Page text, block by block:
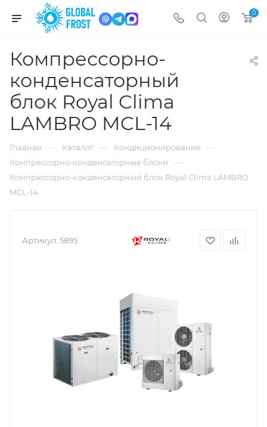
0
Компрессорно-
конденсаторный
блок Royal Clima
LAMBRO MCL-14
Главная — Каталог — Кондиционирование —
Компрессорно-конденсаторные блоки —
Компрессорно-конденсаторный блок Royal Clima LAMBRO
MCL-14
Артикул: 5895